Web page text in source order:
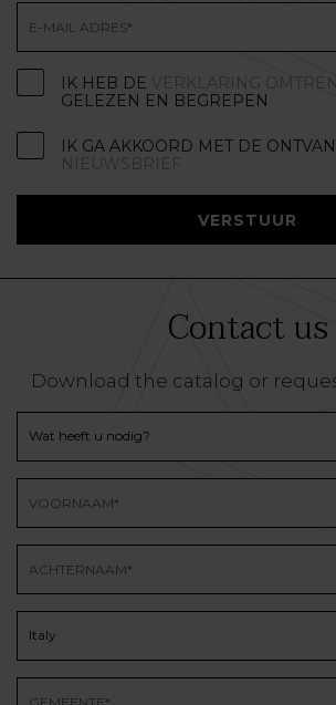
IK HEB DE VERKLARING
GELEZEN EN BEGREPEN
IK GA AKKOORD MET DE
NIEUWSBRIEF
VERSTUUR
Contact us
Download the catalog or